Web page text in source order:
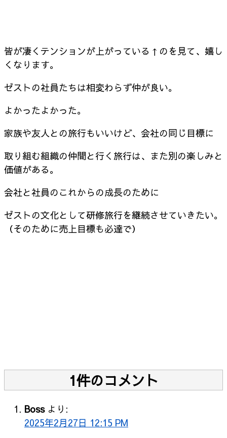
皆が凄くテンションが上がっている↑のを見て、嬉し
くなります。
ゼストの社員たちは相変わらず仲が良い。
よかったよかった。
家族や友人との旅行もいいけど、会社の同じ目標に
取り組む組織の仲間と行く旅行は、また別の楽しみと
価値がある。
会社と社員のこれからの成長のために
ゼストの文化として研修旅行を継続させていきたい。
（そのために売上目標も必達で）
1件のコメント
Boss より:
2025年2月27日 12:15 PM